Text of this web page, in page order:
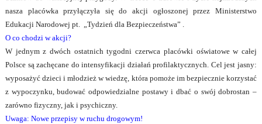
nasza placówka przyłączyła się do akcji ogłoszonej przez Ministerstwo
Edukacji Narodowej pt. „Tydzień dla Bezpieczeństwa” .
O co chodzi w akcji?
W jednym z dwóch ostatnich tygodni czerwca placówki oświatowe w całej
Polsce są zachęcane do intensyfikacji działań profilaktycznych. Cel jest jasny:
wyposażyć dzieci i młodzież w wiedzę, która pomoże im bezpiecznie korzystać
z wypoczynku, budować odpowiedzialne postawy i dbać o swój dobrostan –
zarówno fizyczny, jak i psychiczny.
Uwaga: Nowe przepisy w ruchu drogowym!